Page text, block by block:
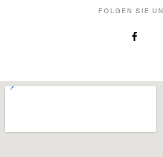
FOLGEN SIE